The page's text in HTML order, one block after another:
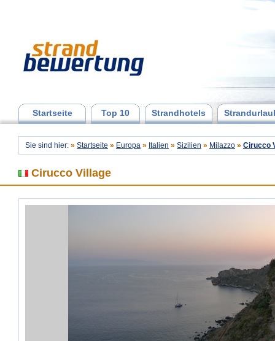
Startseite Top 10 Strandhotels
Sie sind hier: » Startseite » Europa » Italien » Sizilien » Milazzo » Cirucco
Cirucco Village